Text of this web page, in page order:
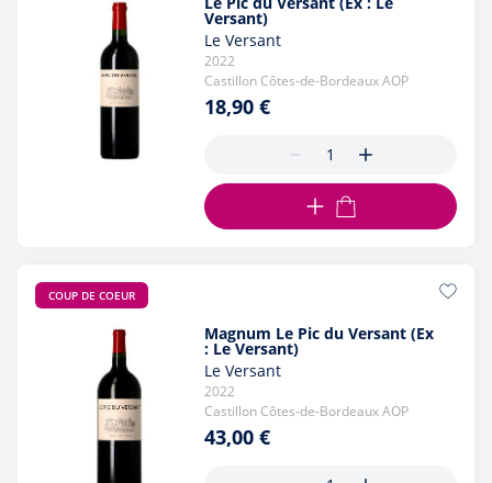
Versant)
Le Versant
2022
Castillon Côtes-de-Bordeaux AOP
18,90 €
AJOUTER AU PANIER
COUP DE COEUR
Magnum Le Pic du Versant (Ex
: Le Versant)
Le Versant
2022
Castillon Côtes-de-Bordeaux AOP
43,00 €